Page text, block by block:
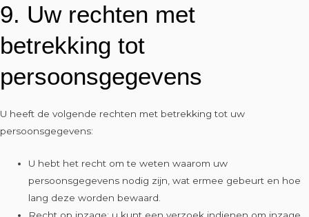
9. Uw rechten met
betrekking tot
persoonsgegevens
U heeft de volgende rechten met betrekking tot uw
persoonsgegevens:
U hebt het recht om te weten waarom uw
persoonsgegevens nodig zijn, wat ermee gebeurt en hoe
lang deze worden bewaard.